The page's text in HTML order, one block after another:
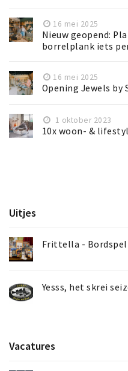
16 mei 2025
Nieuw geopend:
borrelplank iets
16 mei 2025
Opening Jewels
1 oktober 2023
10x woon- &
Uitjes
Frittella -
Yesss, het skrei
Vacatures